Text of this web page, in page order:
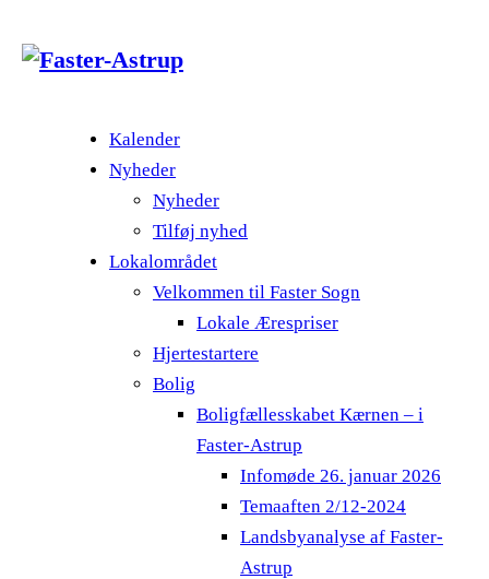
Kalender
Nyheder
Nyheder
Tilføj nyhed
Lokalområdet
Velkommen til Faster Sogn
Lokale Ærespriser
Hjertestartere
Bolig
Boligfællesskabet Kærnen – i
Faster-Astrup
Infomøde 26. januar 2026
Temaaften 2/12-2024
Landsbyanalyse af Faster-
Astrup